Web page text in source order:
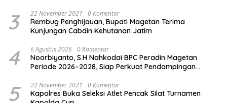
3 22 November 2021 0 Komentar
Rembug Penghijauan, Bupati Magetan Terima
Kunjungan Cabdin Kehutanan Jatim
4 6 Agustus 2026 0 Komentar
Noorbiyanto, S.H Nahkodai BPC Peradin Magetan
Periode 2026–2028, Siap Perkuat Pendampingan
5 22 November 2021 0 Komentar
Kapolres Buka Seleksi Atlet Pencak Silat Turnamen